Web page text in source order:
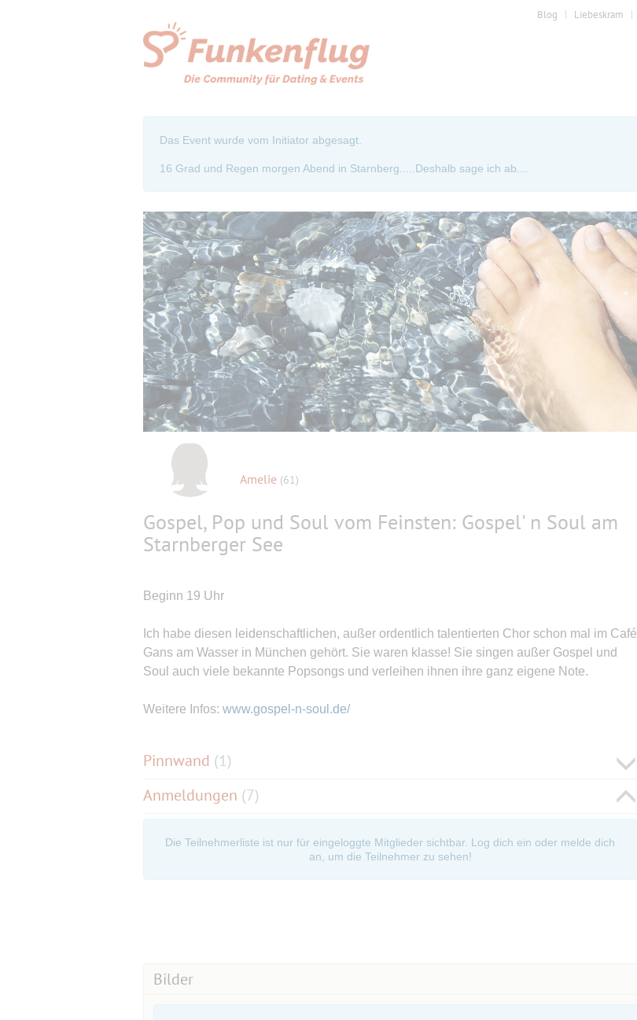
Blog Liebeskram
Das Event wurde vom Initiator abgesagt.
16 Grad und Regen morgen Abend in Starnberg.....Deshalb sage ich ab....
Amelie (61)
Gospel, Pop und Soul vom Feinsten: Gospel' n Soul am
Starnberger See
Beginn 19 Uhr
Ich habe diesen leidenschaftlichen, außer ordentlich talentierten Chor schon mal im Café
Gans am Wasser in München gehört. Sie waren klasse! Sie singen außer Gospel und
Soul auch viele bekannte Popsongs und verleihen ihnen ihre ganz eigene Note.
Weitere Infos: www.gospel-n-soul.de/
Pinnwand (1)
Anmeldungen (7)
Die Teilnehmerliste ist nur für eingeloggte Mitglieder sichtbar. Log dich ein oder melde dich
an, um die Teilnehmer zu sehen!
Bilder